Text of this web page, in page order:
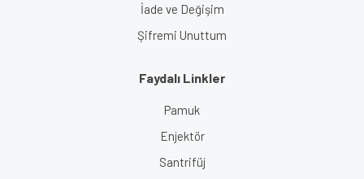
İade ve Değişim
Şifremi Unuttum
Faydalı Linkler
Pamuk
Enjektör
Santrifüj